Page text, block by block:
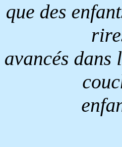
que des
avancés dans